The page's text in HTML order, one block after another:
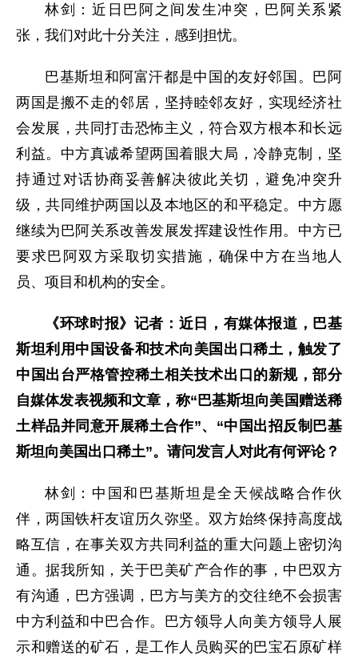
林剑：近日巴阿之间发生冲突，巴阿关系紧
张，我们对此十分关注，感到担忧。
巴基斯坦和阿富汗都是中国的友好邻国。巴阿
两国是搬不走的邻居，坚持睦邻友好，实现经济社
会发展，共同打击恐怖主义，符合双方根本和长远
利益。中方真诚希望两国着眼大局，冷静克制，坚
持通过对话协商妥善解决彼此关切，避免冲突升
级，共同维护两国以及本地区的和平稳定。中方愿
继续为巴阿关系改善发展发挥建设性作用。中方已
要求巴阿双方采取切实措施，确保中方在当地人
员、项目和机构的安全。
《环球时报》记者：近日，有媒体报道，巴基
斯坦利用中国设备和技术向美国出口稀土，触发了
中国出台严格管控稀土相关技术出口的新规，部分
自媒体发表视频和文章，称“巴基斯坦向美国赠送稀
土样品并同意开展稀土合作”、“中国出招反制巴基
斯坦向美国出口稀土”。请问发言人对此有何评论？
林剑：中国和巴基斯坦是全天候战略合作伙
伴，两国铁杆友谊历久弥坚。双方始终保持高度战
略互信，在事关双方共同利益的重大问题上密切沟
通。据我所知，关于巴美矿产合作的事，中巴双方
有沟通，巴方强调，巴方与美方的交往绝不会损害
中方利益和中巴合作。巴方领导人向美方领导人展
示和赠送的矿石，是工作人员购买的巴宝石原矿样